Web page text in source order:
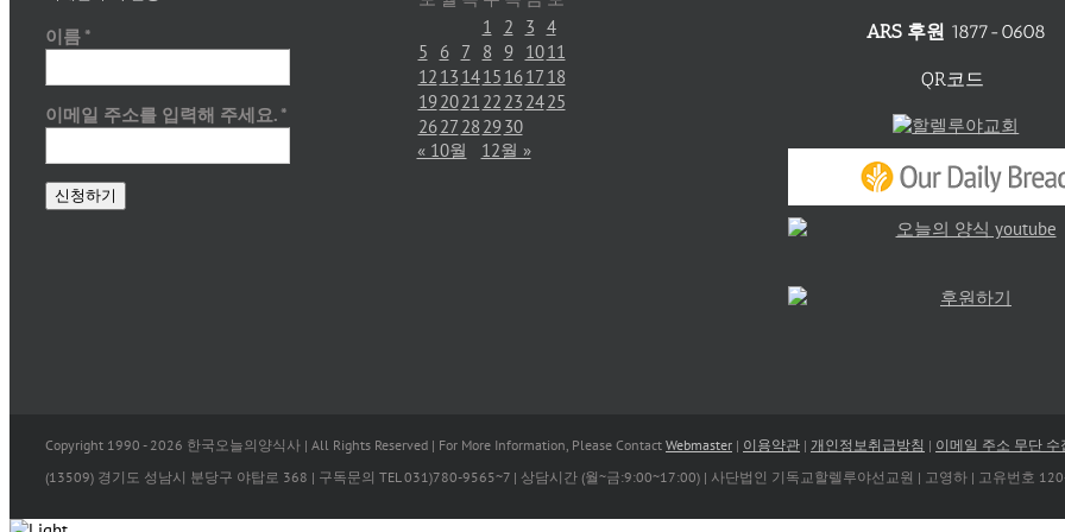
이름 *
이메일 주소를 입력해 주세요. *
1 2 3 4
5
6 7 8 9 1011
12 13 1415 1617 18
192021 22 23 2425
2627 28 2930
« 10월
12월 »
ARS 후원 1877-0608
QR코드
Copyright 1990 - 2026 한국오늘의양식사 | All Rights Reserved | For More Information, Please Contact Webmaster | 이용약관 | 개인정보취급방침 | 이메일 주소 무단 수
(13509) 경기도 성남시 분당구 야탑로 368 | 구독문의 TEL 031)780-9565~7 | 상담시간 (월~금:9:00~17:00) | 사단법인 기독교할렐루야선교원 | 고영하 | 고유번호